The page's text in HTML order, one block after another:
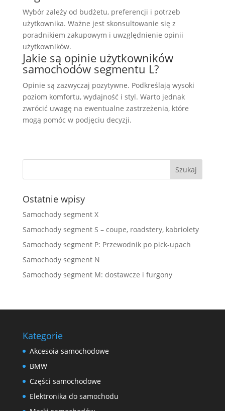
Wybór zależy od budżetu, preferencji i potrzeb
użytkownika. Ważne jest skonsultowanie się z
poradnikiem zakupowym i uwzględnienie opinii
użytkowników.
Jakie są opinie użytkowników
samochodów segmentu L?
Opinie są zazwyczaj pozytywne. Podkreślają wysoki
poziom komfortu, wydajność i styl. Warto jednak
zwrócić uwagę na ewentualne zastrzeżenia, które
mogą pomóc w podjęciu decyzji.
Ostatnie wpisy
Samochody segment X
Samochody segment S – coupe, roadstery, kabriolety
Samochody segment P: Przewodnik po pick-upach
Samochody segment N
Samochody segment M: dostawcze i furgony
Kategorie
Akcesoia samochodowe
BMW
Części samochodowe
Elektronika do samochodu